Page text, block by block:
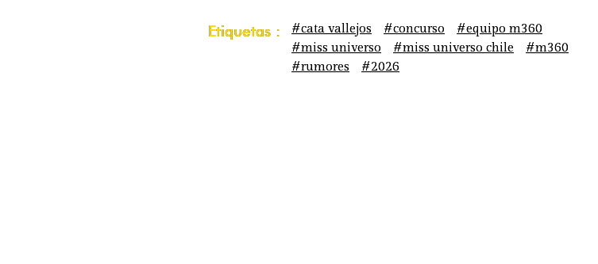
Etiquetas : #cata vallejos #concurso
#equipo m360
#miss universo
#miss universo chile
#m360
#rumores
#2026